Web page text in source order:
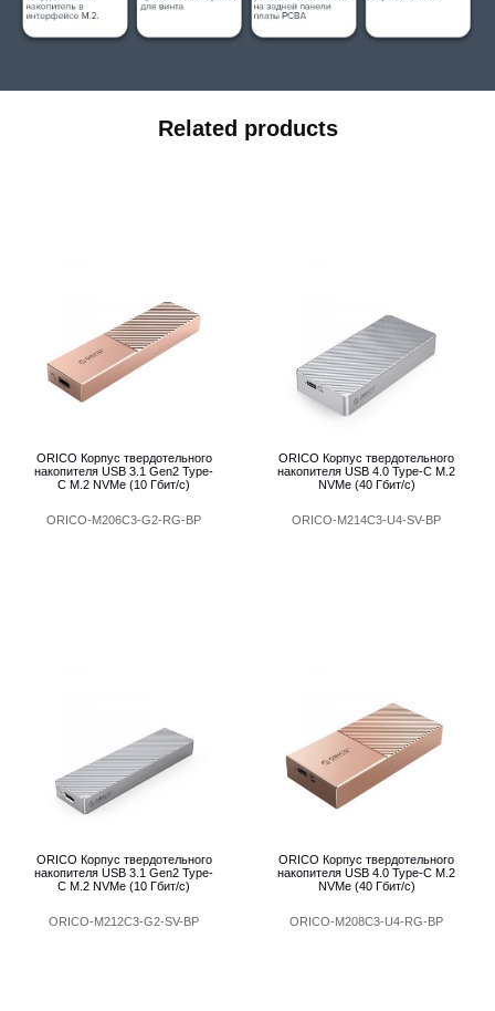
Related products
ORICO Корпус твердотельного
накопителя USB 3.1 Gen2 Type-
C M.2 NVMe (10 Гбит/с)
ORICO-M206C3-G2-RG-BP
ORICO Корпус твердотельного
накопителя USB 4.0 Type-C M.2
NVMe (40 Гбит/с)
ORICO-M214C3-U4-SV-BP
ORICO Корпус твердотельного
накопителя USB 3.1 Gen2 Type-
C M.2 NVMe (10 Гбит/с)
ORICO-M212C3-G2-SV-BP
ORICO Корпус твердотельного
накопителя USB 4.0 Type-C M.2
NVMe (40 Гбит/с)
ORICO-M208C3-U4-RG-BP